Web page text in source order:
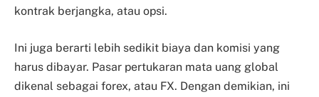
kontrak berjangka, atau opsi.
Ini juga berarti lebih sedikit biaya dan komisi yang
harus dibayar. Pasar pertukaran mata uang global
dikenal sebagai forex, atau FX. Dengan demikian, ini